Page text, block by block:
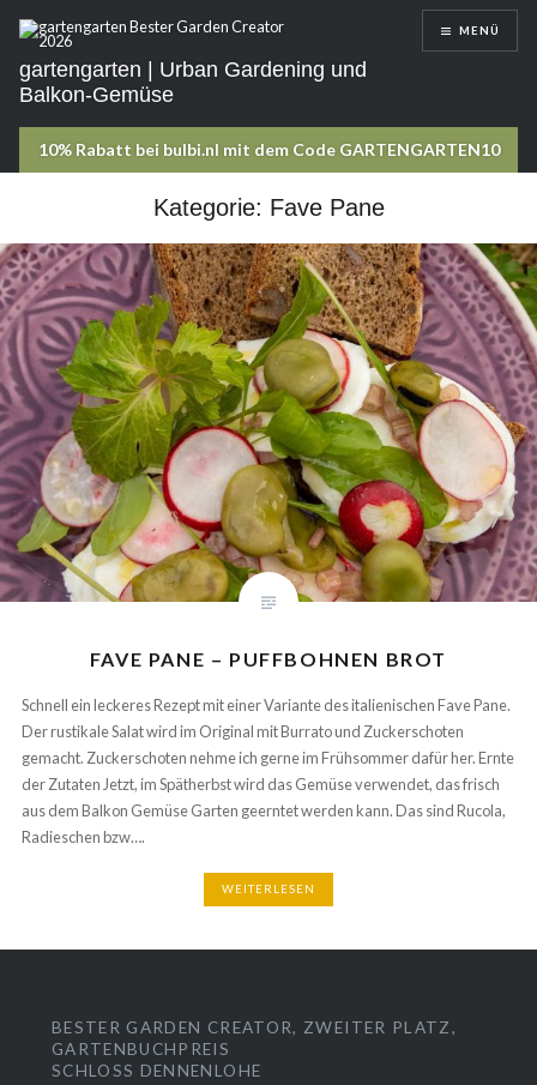
zum
gartengarten | Urban Gardening und
Balkon-Gemüse
MENÜ
Kategorie: Fave Pane
FAVE PANE – PUFFBOHNEN BROT
Schnell ein leckeres Rezept mit einer Variante des italienischen Fave Pane.
Der rustikale Salat wird im Original mit Burrato und Zuckerschoten
gemacht. Zuckerschoten nehme ich gerne im Frühsommer dafür her. Ernte
der Zutaten Jetzt, im Spätherbst wird das Gemüse verwendet, das frisch
aus dem Balkon Gemüse Garten geerntet werden kann. Das sind Rucola,
Radieschen bzw….
WEITERLESEN
BESTER GARDEN CREATOR, ZWEITER PLATZ,
GARTENBUCHPREIS
SCHLOSS DENNENLOHE